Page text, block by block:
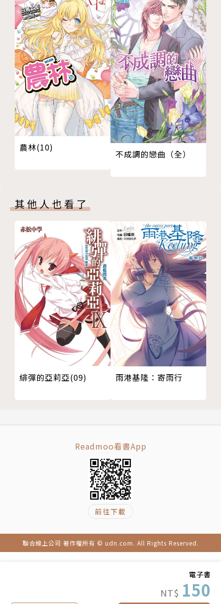
電子書
NT$ 150
農林(10)
不成調的戀曲（全）
其他人也看了
緋彈的亞莉亞(09) 雨港基隆：寄雨行
Readmoo看書App
前往下載
聯合線上公司 著作權所有 © udn.com. All Rights Reserved.